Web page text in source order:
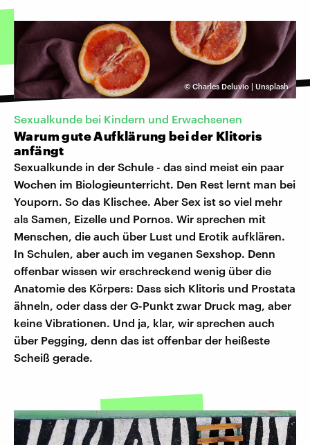
©Charles Deluvio | Unsplash
Sexualkunde bei Kindern und Erwachsenen
Warum gute Aufklärung bei der Klitoris
anfängt
Sexualkunde in der Schule - das sind meist ein paar
Wochen im Biologieunterricht. Den Rest lernt man bei
Youporn. So das Klischee. Aber Sex ist so viel mehr
als Samen, Eizelle und Pornos. Wir sprechen mit
Menschen, die auch über Lust und Erotik aufklären.
In Schulen, aber auch im veganen Sexshop. Denn
offenbar wissen wir erschreckend wenig über die
Anatomie des Körpers: Dass sich Klitoris und Prostata
ähneln, oder dass der G-Punkt zwar Druck mag, aber
keine Vibrationen. Und ja, klar, wir sprechen auch
über Pegging, denn das ist offenbar der heißeste
Scheiß gerade.